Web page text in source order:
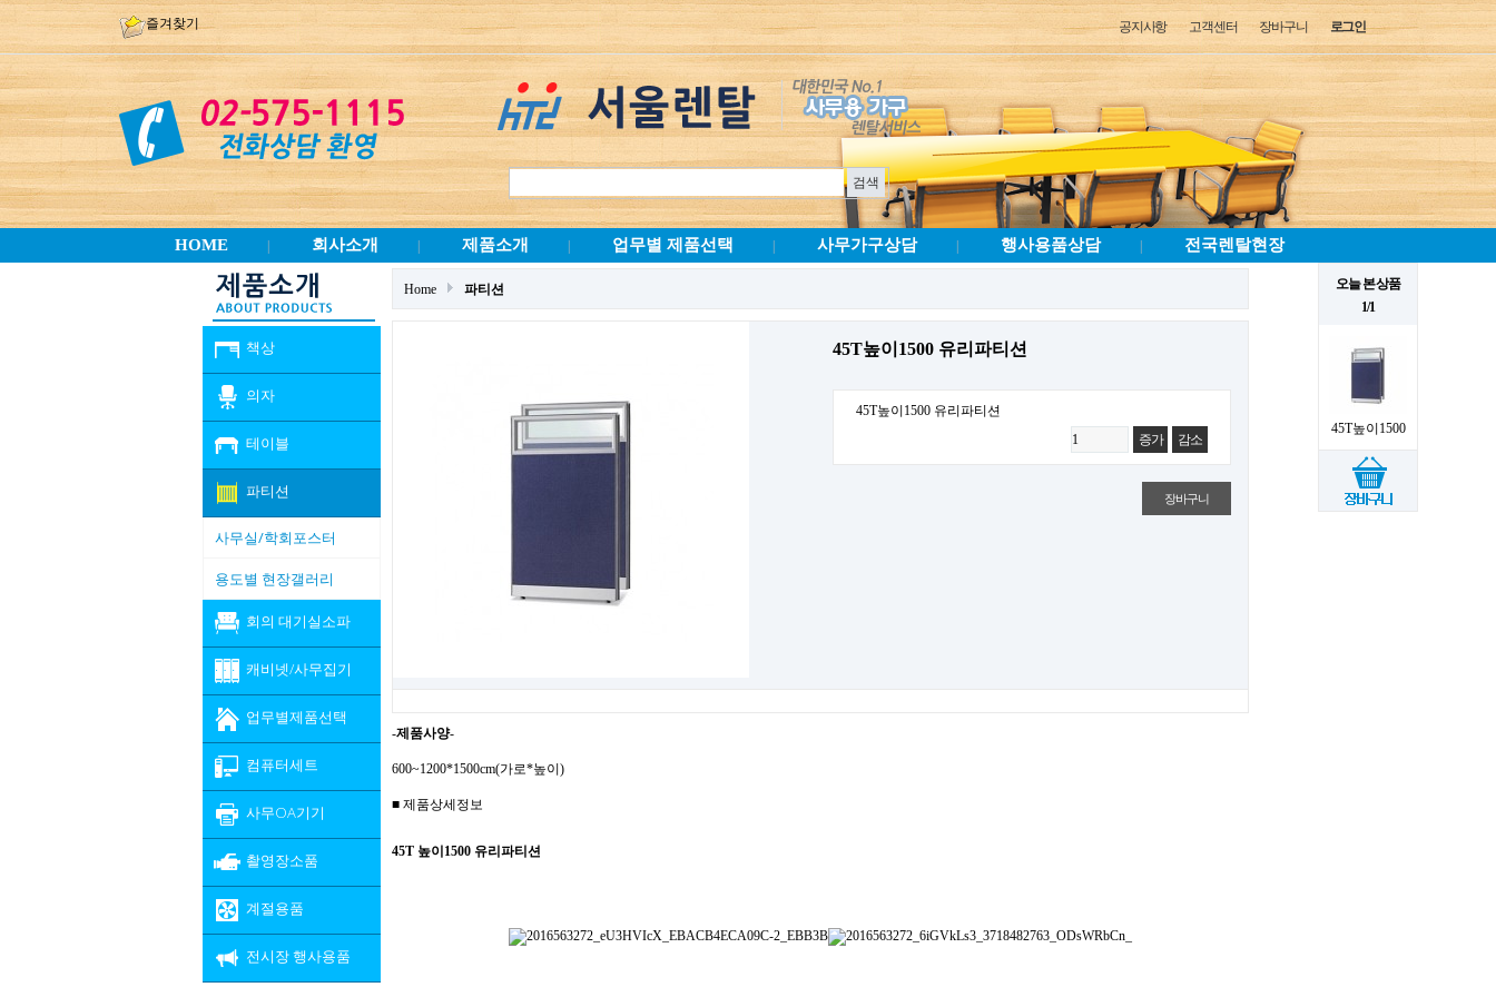
즐겨찾기 로그인
장바구니
고객센터
공지사항
HOME 회사소개 제품소개 업무별 제품선택 사무가구상담 행사용품상담 전국렌탈현장
오늘 본 상품
1/1
45T높이1500
책상
의자
테이블
파티션
사무실/학회포스터
용도별 현장갤러리
회의 대기실소파
캐비넷/사무집기
업무별제품선택
컴퓨터세트
사무OA기기
촬영장소품
계절용품
전시장 행사용품
Home 파티션
45T높이1500 유리파티션
45T높이1500 유리파티션
증가
감소
-제품사양-
600~1200*1500cm(가로*높이)
■ 제품상세정보
45T 높이1500 유리파티션